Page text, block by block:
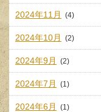
2024年11月 (4)
2024年10月 (2)
2024年9月 (2)
2024年7月 (1)
2024年6月 (1)